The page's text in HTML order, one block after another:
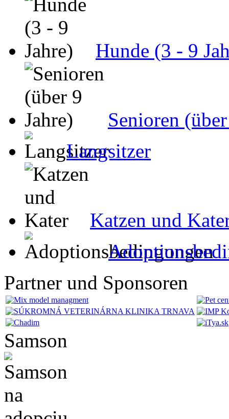
Hunde (3 - 9
Senioren
Langsitzer
Katzen und
Partner und Sponsoren
Samson